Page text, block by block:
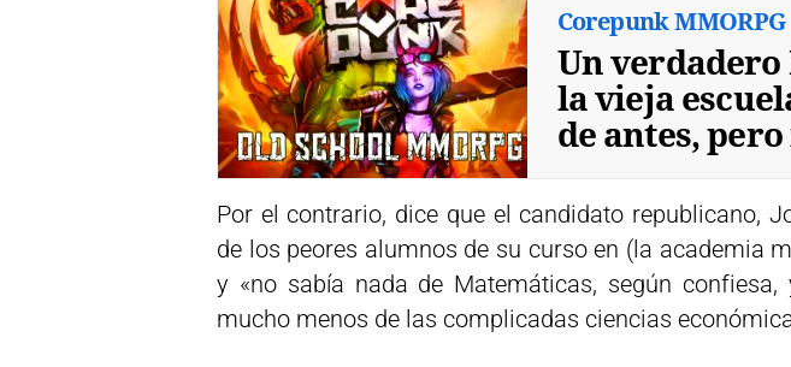
Corepunk MMORPG
Un verdadero
la vieja
de antes,
Por el contrario, dice que el candidato republicano,
de los peores alumnos de su curso en (la academia
y «no sabía nada de Matemáticas, según
mucho menos de las complicadas ciencias